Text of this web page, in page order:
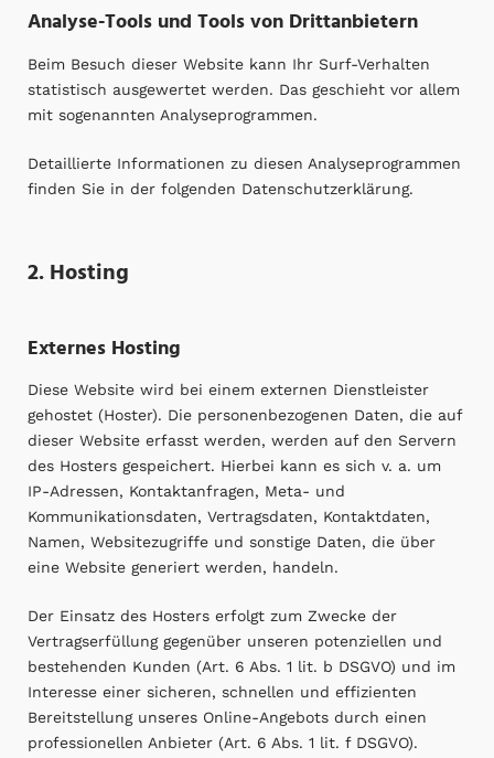
Analyse-Tools und Tools von Dritt­anbietern
Beim Besuch dieser Website kann Ihr Surf-Verhalten
statistisch ausgewertet werden. Das geschieht vor allem
mit sogenannten Analyseprogrammen.
Detaillierte Informationen zu diesen Analyseprogrammen
finden Sie in der folgenden Datenschutzerklärung.
2. Hosting
Externes Hosting
Diese Website wird bei einem externen Dienstleister
gehostet (Hoster). Die personenbezogenen Daten, die auf
dieser Website erfasst werden, werden auf den Servern
des Hosters gespeichert. Hierbei kann es sich v. a. um
IP-Adressen, Kontaktanfragen, Meta- und
Kommunikationsdaten, Vertragsdaten, Kontaktdaten,
Namen, Websitezugriffe und sonstige Daten, die über
eine Website generiert werden, handeln.
Der Einsatz des Hosters erfolgt zum Zwecke der
Vertragserfüllung gegenüber unseren potenziellen und
bestehenden Kunden (Art. 6 Abs. 1 lit. b DSGVO) und im
Interesse einer sicheren, schnellen und effizienten
Bereitstellung unseres Online-Angebots durch einen
professionellen Anbieter (Art. 6 Abs. 1 lit. f DSGVO).